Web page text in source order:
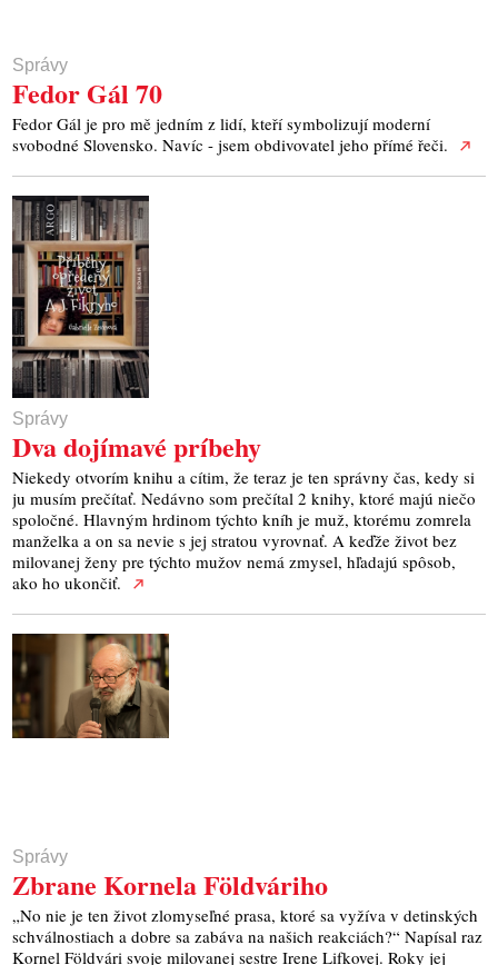
Správy
Fedor Gál 70
Fedor Gál je pro mě jedním z lidí, kteří symbolizují moderní
svobodné Slovensko. Navíc - jsem obdivovatel jeho přímé řeči.
Správy
Dva dojímavé príbehy
Niekedy otvorím knihu a cítim, že teraz je ten správny čas, kedy si
ju musím prečítať. Nedávno som prečítal 2 knihy, ktoré majú niečo
spoločné. Hlavným hrdinom týchto kníh je muž, ktorému zomrela
manželka a on sa nevie s jej stratou vyrovnať. A keďže život bez
milovanej ženy pre týchto mužov nemá zmysel, hľadajú spôsob,
ako ho ukončiť.
Správy
Zbrane Kornela Földváriho
„No nie je ten život zlomyseľné prasa, ktoré sa vyžíva v detinských
schválnostiach a dobre sa zabáva na našich reakciách?“ Napísal raz
Kornel Földvári svoje milovanej sestre Irene Lifkovej. Roky jej